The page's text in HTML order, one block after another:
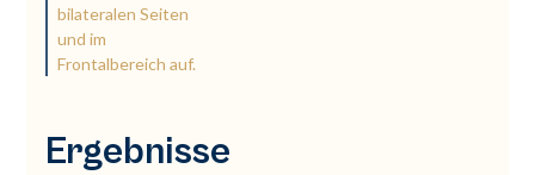
bilateralen Seiten
und im
Frontalbereich auf.
Ergebnisse